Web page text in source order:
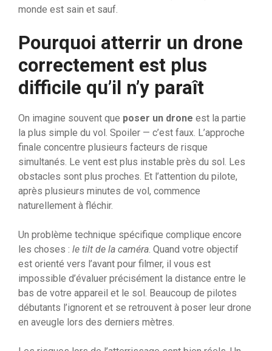
monde est sain et sauf.
Pourquoi atterrir un drone
correctement est plus
difficile qu’il n’y paraît
On imagine souvent que poser un drone est la partie
la plus simple du vol. Spoiler — c’est faux. L’approche
finale concentre plusieurs facteurs de risque
simultanés. Le vent est plus instable près du sol. Les
obstacles sont plus proches. Et l’attention du pilote,
après plusieurs minutes de vol, commence
naturellement à fléchir.
Un problème technique spécifique complique encore
les choses : le tilt de la caméra. Quand votre objectif
est orienté vers l’avant pour filmer, il vous est
impossible d’évaluer précisément la distance entre le
bas de votre appareil et le sol. Beaucoup de pilotes
débutants l’ignorent et se retrouvent à poser leur drone
en aveugle lors des derniers mètres.